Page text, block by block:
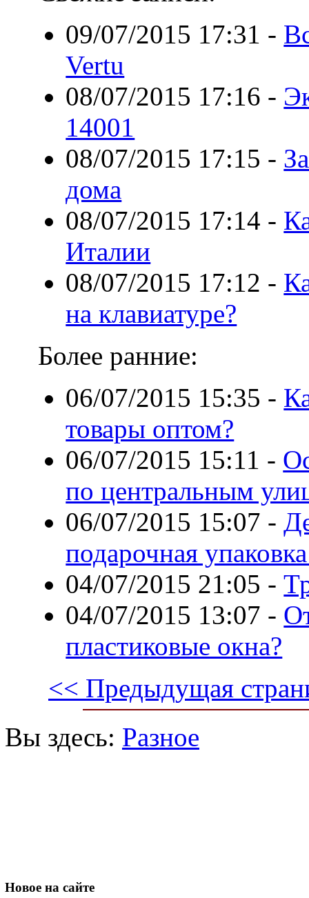
09/07/2015 17:31 -
Vertu
08/07/2015 17:16 -
14001
08/07/2015 17:15 -
дома
08/07/2015 17:14 -
Италии
08/07/2015 17:12 -
на клавиатуре?
Более ранние:
06/07/2015 15:35 -
товары оптом?
06/07/2015 15:11 -
по центральным
06/07/2015 15:07 -
подарочная
04/07/2015 21:05 -
04/07/2015 13:07 -
пластиковые окна?
<< Предыдущая
Вы здесь: Разное
Новое на сайте